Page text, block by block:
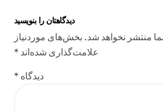
دیدگاهتان را بنویسید
منتشر نخواهد شد. بخش‌های موردنیاز
علامت‌گذاری شده‌اند *
دیدگاه *